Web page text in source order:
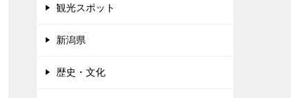
観光スポット
新潟県
歴史・文化